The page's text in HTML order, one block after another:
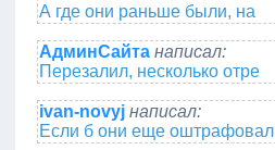
А где они раньше были, на
АдминСайта написал:
Перезалил, несколько отре
ivan-novyj написал:
Если б они еще оштрафовал